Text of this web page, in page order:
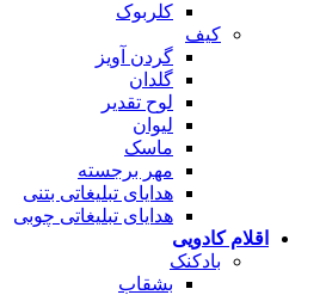
کلربوک
کیف
گردن آویز
گلدان
لوح تقدیر
لیوان
ماسک
مهر برجسته
هدایای تبلیغاتی بتنی
هدایای تبلیغاتی چوبی
اقلام کادویی
بادکنک
بشقاب